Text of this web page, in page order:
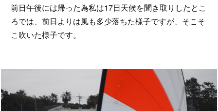
前日午後には帰った為私は17日天候を聞き取りしたとこ
ろでは、前日よりは風も多少落ちた様子ですが、そこそ
こ吹いた様子です。